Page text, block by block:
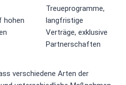
hohen
Treueprogramme,
langfristige
Verträge, exklusive
Partnerschaften
verschiedene Arten der